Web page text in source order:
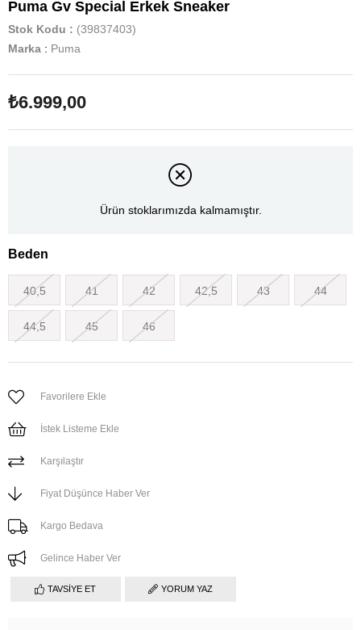
Puma Gv Special Erkek Sneaker
Stok Kodu
(39837403)
Marka : Puma
₺6.999,00
Ürün stoklarımızda kalmamıştır.
Beden
40,5 41 42 42,5 43 44
44,5 45 46
Favorilere Ekle
İstek Listeme Ekle
Karşılaştır
Fiyat Düşünce Haber Ver
Kargo Bedava
Gelince Haber Ver
TAVSIYE ET YORUM YAZ